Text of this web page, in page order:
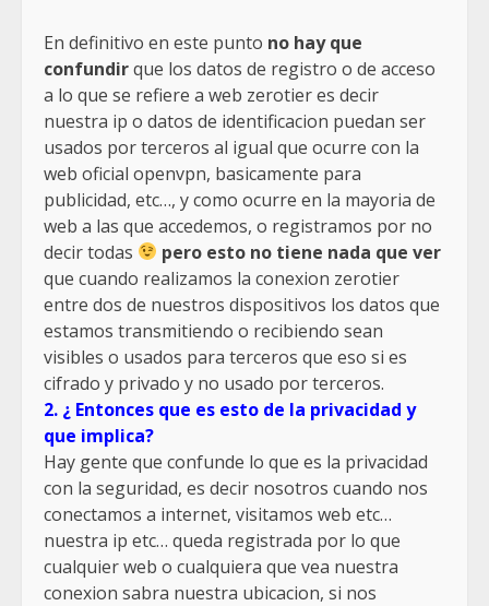
En definitivo en este punto no hay que
confundirque los datos de registro o de acceso
a lo que se refiere a web zerotier es decir
nuestra ip o datos de identificacion puedan ser
usados por terceros al igual que ocurre con la
web oficial openvpn, basicamente para
publicidad, etc…, y como ocurre en la mayoria de
web a las que accedemos, o registramos por no
decir todas
pero esto no tiene nada que ver
que cuando realizamos la conexion zerotier
entre dos de nuestros dispositivos los datos que
estamos transmitiendo o recibiendo sean
visibles o usados para terceros que eso si es
cifrado y privado y no usado por terceros.
2. ¿ Entonces que es esto de la privacidad y
que implica?
Hay gente que confunde lo que es la privacidad
con la seguridad, es decir nosotros cuando nos
conectamos a internet, visitamos web etc…
nuestra ip etc… queda registrada por lo que
cualquier web o cualquiera que vea nuestra
conexion sabra nuestra ubicacion, si nos